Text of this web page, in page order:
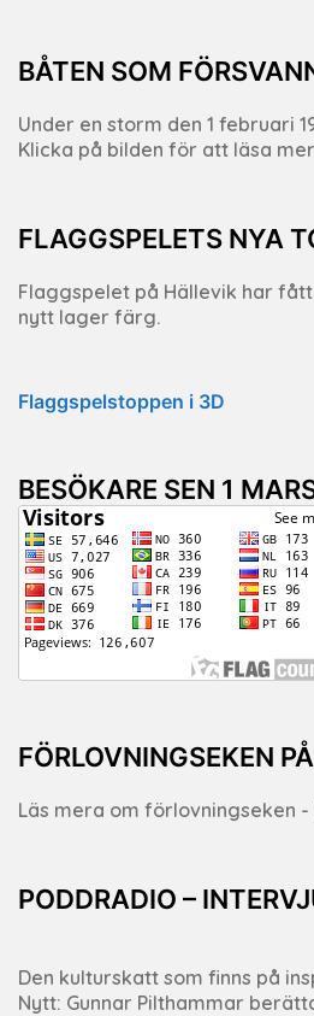
BÅTEN SOM
Under en storm den 1 februari
Klicka på bilden för att läsa
FLAGGSPELETS NYA
Flaggspelet på Hällevik har
nytt lager färg.
Flaggspelstoppen i 3D
BESÖKARE SEN 1
FÖRLOVNINGSEKEN
Läs mera om förlovningseken
PODDRADIO –
Den kulturskatt som finns på
Nytt: Gunnar Pilthammar